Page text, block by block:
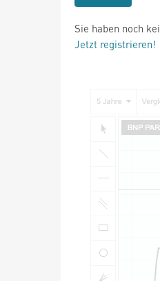
Sie haben noch
Jetzt registrieren!